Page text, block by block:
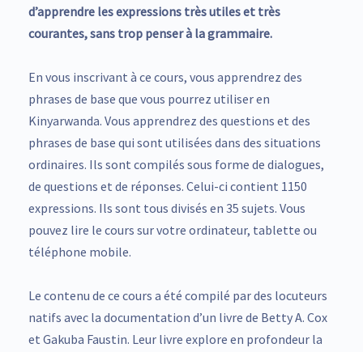
d’apprendre les expressions très utiles et très
courantes, sans trop penser à la grammaire.
En vous inscrivant à ce cours, vous apprendrez des
phrases de base que vous pourrez utiliser en
Kinyarwanda. Vous apprendrez des questions et des
phrases de base qui sont utilisées dans des situations
ordinaires. Ils sont compilés sous forme de dialogues,
de questions et de réponses. Celui-ci contient 1150
expressions. Ils sont tous divisés en 35 sujets. Vous
pouvez lire le cours sur votre ordinateur, tablette ou
téléphone mobile.
Le contenu de ce cours a été compilé par des locuteurs
natifs avec la documentation d’un livre de Betty A. Cox
et Gakuba Faustin. Leur livre explore en profondeur la